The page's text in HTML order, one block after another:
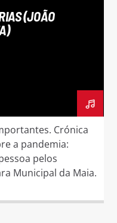
(JOÃO
Crónica
a pandemia:
pelos
Municipal da Maia.